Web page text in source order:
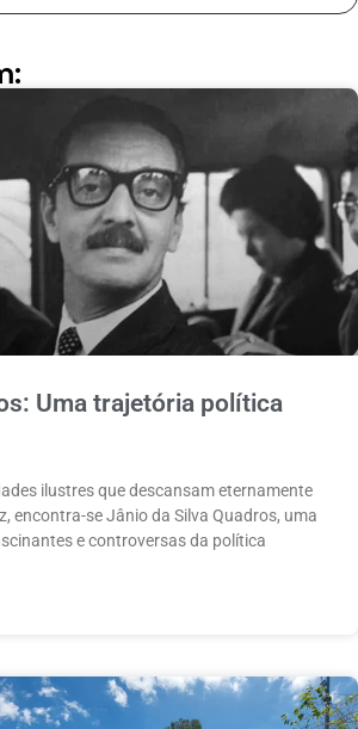
Uma trajetória política
ilustres que descansam eternamente
encontra-se Jânio da Silva Quadros, uma
e controversas da política